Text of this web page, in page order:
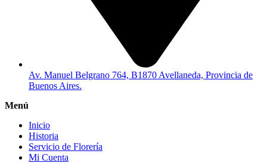
Av. Manuel Belgrano 764, B1870 Avellaneda, Provincia de
Buenos Aires.
Menú
Inicio
Historia
Servicio de Florería
Mi Cuenta